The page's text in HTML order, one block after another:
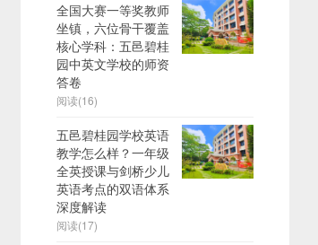
全国大赛一等奖教师
坐镇，六位骨干覆盖
核心学科：五邑碧桂
园中英文学校的师资
答卷
阅读(16)
五邑碧桂园学校英语
教学怎么样？一年级
全英授课与剑桥少儿
英语考点的双语体系
深度解读
阅读(17)